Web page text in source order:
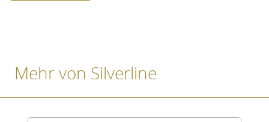
Mehr von Silverline